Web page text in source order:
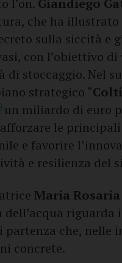
l’on. Giandiego
che ha
sulla siccità e
con l’obiettivo di
di stoccaggio. Nel
strategico “
miliardo di euro
le
e favorire
e resilienza del
Maria
che, nelle
concrete.